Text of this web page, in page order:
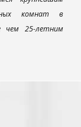
комнат в
чем 25-летним